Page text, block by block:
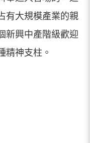
有大規模產業的親
新興中產階級歡迎
精神支柱。